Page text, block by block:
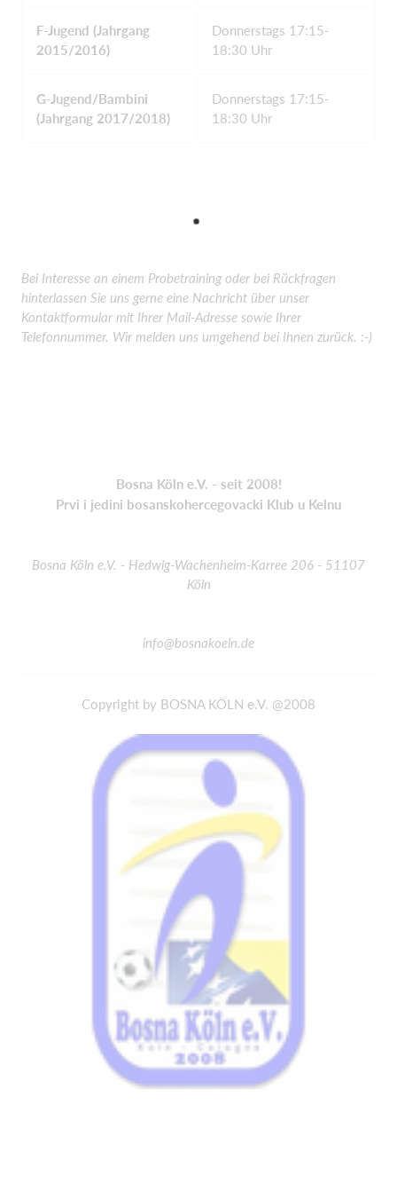
F-Jugend (Jahrgang
2015/2016)
Donnerstags 17:15-
18:30 Uhr
G-Jugend/Bambini
(Jahrgang 2017/2018)
Donnerstags 17:15-
18:30 Uhr
Bei Interesse an einem Probetraining oder bei Rückfragen
hinterlassen Sie uns gerne eine Nachricht über unser
Kontaktformular mit Ihrer Mail-Adresse sowie Ihrer
Telefonnummer. Wir melden uns umgehend bei Ihnen zurück. :-)
Bosna Köln e.V. - seit 2008!
Prvi i jedini bosanskohercegovacki Klub u Kelnu
Bosna Köln e.V. - Hedwig-Wachenheim-Karree 206 - 51107
Köln
info@bosnakoeln.de
Copyright by BOSNA KÖLN e.V. @2008